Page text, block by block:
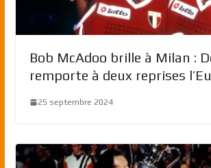
Bob McAdoo brille à Milan :
remporte à deux reprises
25 septembre 2024